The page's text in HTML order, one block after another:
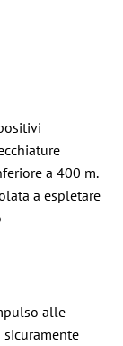
a 400 m.
a espletare
alle